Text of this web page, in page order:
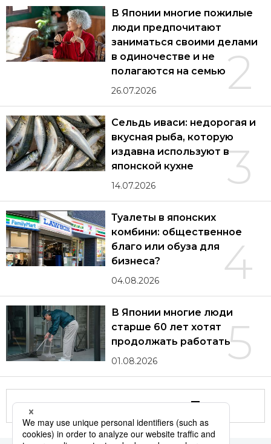
2
В Японии многие пожилые
люди предпочитают
заниматься своими делами
в одиночестве и не
полагаются на семью
26.07.2026
3
Сельдь иваси: недорогая и
вкусная рыба, которую
издавна используют в
японской кухне
14.07.2026
4
Туалеты в японских
комбини: общественное
благо или обуза для
бизнеса?
04.08.2026
5
В Японии многие люди
старше 60 лет хотят
продолжать работать
01.08.2026
Другие статьи по теме